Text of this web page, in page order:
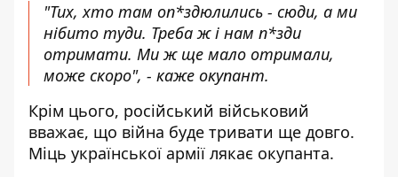
"Тих, хто там оп*здюлились - сюди, а ми
нібито туди. Треба ж і нам п*зди
отримати. Ми ж ще мало отримали,
може скоро", - каже окупант.
Крім цього, російський військовий
вважає, що війна буде тривати ще довго.
Міць української армії лякає окупанта.